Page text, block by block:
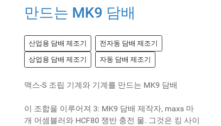
만드는 MK9 담배
산업용 담배 제조기 전자동 담배 제조기
상업용 담배 제조기 자동 담배 제조기
맥스-S 조립 기계와 기계를 만드는 MK9 담배
이 조합을 이루어져 3: MK9 담배 제작자, maxs 마
개 어셈블러와 HCF80 쟁반 충전 물. 그것은 킹 사이